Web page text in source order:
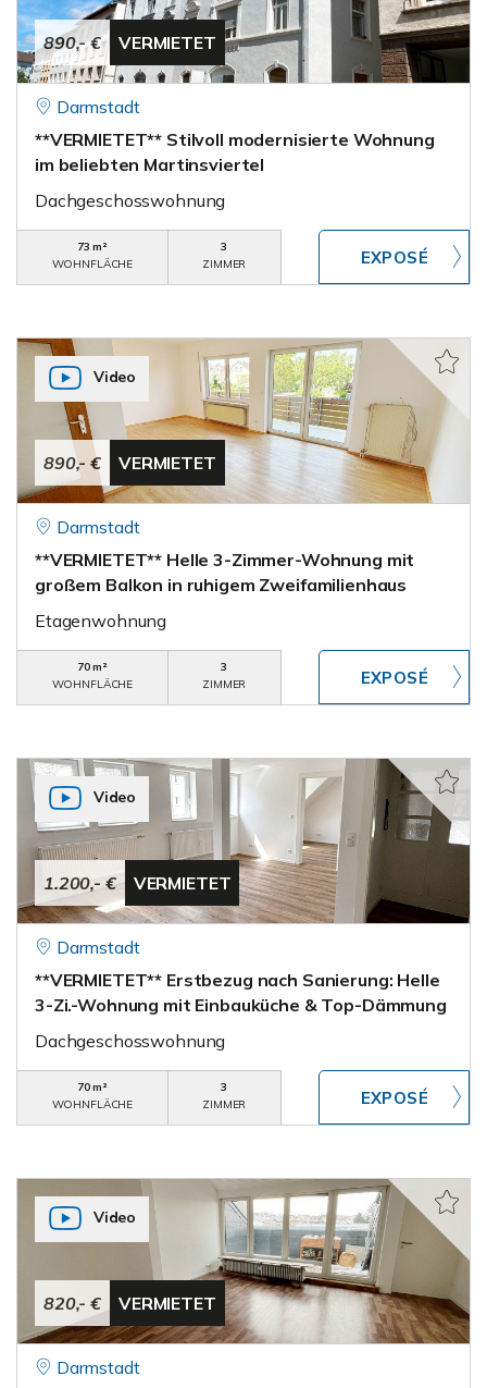
890,- € VERMIETET
Darmstadt
**VERMIETET** Stilvoll modernisierte Wohnung
im beliebten Martinsviertel
Dachgeschosswohnung
73 m²
WOHNFLÄCHE
3
ZIMMER
890,- € VERMIETET
Video
Darmstadt
**VERMIETET** Helle 3-Zimmer-Wohnung mit
großem Balkon in ruhigem Zweifamilienhaus
Etagenwohnung
70 m²
WOHNFLÄCHE
3
ZIMMER
1.200,- € VERMIETET
Video
Darmstadt
**VERMIETET** Erstbezug nach Sanierung: Helle
3-Zi.-Wohnung mit Einbauküche & Top-Dämmung
Dachgeschosswohnung
70 m²
WOHNFLÄCHE
3
ZIMMER
820,- € VERMIETET
Video
Darmstadt